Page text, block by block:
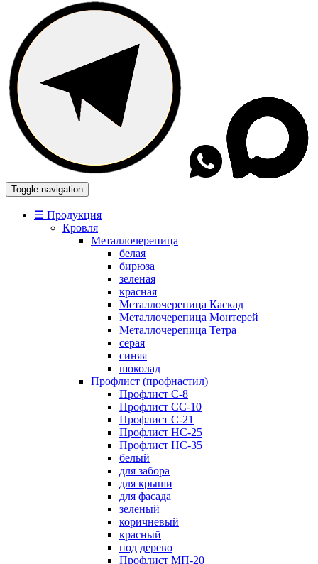
Toggle navigation
☰ Продукция
Кровля
Металлочерепица
белая
бирюза
зеленая
красная
Металлочерепица Каскад
Металлочерепица Монтерей
Металлочерепица Тетра
серая
синяя
шоколад
Профлист (профнастил)
Профлист С-8
Профлист СС-10
Профлист C-21
Профлист НС-25
Профлист НС-35
белый
для забора
для крыши
для фасада
зеленый
коричневый
красный
под дерево
Профлист МП-20